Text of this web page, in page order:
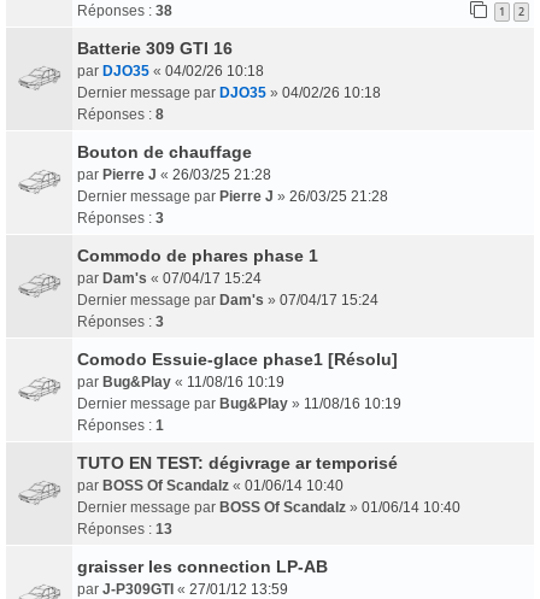
Réponses : 38 1 2
Batterie 309 GTI 16
par DJO35 « 04/02/26 10:18
Dernier message par DJO35 » 04/02/26 10:18
Réponses : 8
Bouton de chauffage
par Pierre J « 26/03/25 21:28
Dernier message par Pierre J » 26/03/25 21:28
Réponses : 3
Commodo de phares phase 1
par Dam's « 07/04/17 15:24
Dernier message par Dam's » 07/04/17 15:24
Réponses : 3
Comodo Essuie-glace phase1 [Résolu]
par Bug&Play « 11/08/16 10:19
Dernier message par Bug&Play » 11/08/16 10:19
Réponses : 1
TUTO EN TEST: dégivrage ar temporisé
par BOSS Of Scandalz « 01/06/14 10:40
Dernier message par BOSS Of Scandalz » 01/06/14 10:40
Réponses : 13
graisser les connection LP-AB
par J-P309GTI « 27/01/12 13:59